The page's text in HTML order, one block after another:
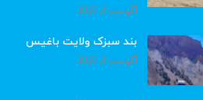
آگوست 8, 2026
بند سبزک ولایت باغیس
آگوست 8, 2026